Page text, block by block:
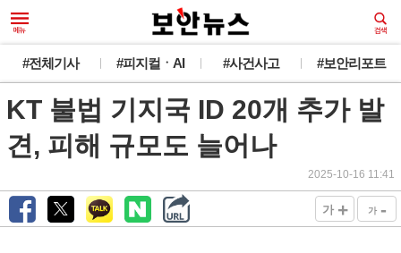
#전체기사 #피지컬ㆍAI #사건사고 #보안리포트
KT 불법 기지국 ID 20개 추가 발
견, 피해 규모도 늘어나
2025-10-16 11:41
가 + 가 -